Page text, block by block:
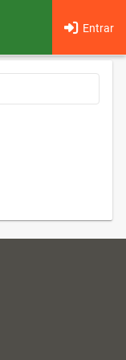
Entrar